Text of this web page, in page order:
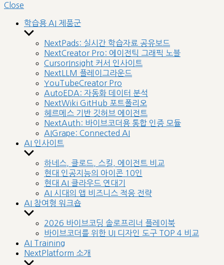
search
Close
학습용 AI 제품군
Show
sub
menu
NextPads: 실시간 학습자료 공유보드
NextCreator Pro: 에이전틱 그래픽 노블
CursorInsight 커서 인사이트
NextLLM 플레이그라운드
YouTubeCreator Pro
AutoEDA: 자동화 데이터 분석
NextWiki GitHub 포트폴리오
헤르메스 기반 깃허브 에이전트
NextAuth: 바이브코더용 통합 인증 모듈
AIGrape: Connected AI
AI 인사이트
Show
sub
menu
하네스, 클로드, 스킬, 에이전트 비교
현대 인공지능의 아이콘 10인
현대 AI 클라우드 연대기
AI 시대의 앱 비즈니스 적응 전략
AI 참여형 워크숍
Show
sub
menu
2026 바이브코딩 솔로프리너 플레이북
바이브코더를 위한 UI 디자인 도구 TOP 4 비교
AI Training
NextPlatform 소개
Show